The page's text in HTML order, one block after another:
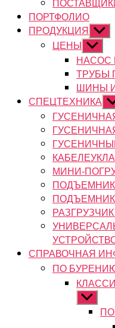
ПОРТФОЛИО
ПРОДУКЦИЯ
ЦЕНЫ
НАСОС
ТРУБЫ
ШИНЫ
СПЕЦТЕХНИКА
МИНИ-
СПРАВОЧНАЯ
ПО
подменю